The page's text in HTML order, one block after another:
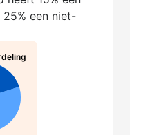
een niet-